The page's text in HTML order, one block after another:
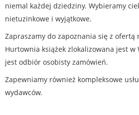
niemal każdej dziedziny. Wybieramy
nietuzinkowe i wyjątkowe.
Zapraszamy do zapoznania się z ofertą
Hurtownia książek zlokalizowana jest
jest odbiór osobisty zamówień.
Zapewniamy również kompleksowe
wydawców.